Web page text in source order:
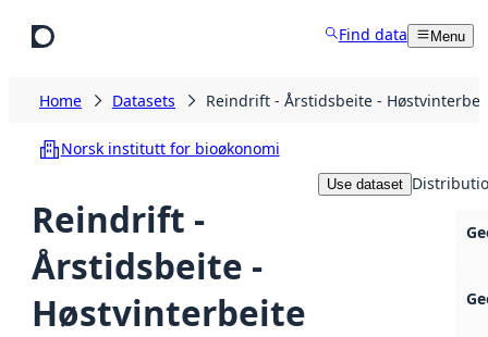
Find data Menu
Home Datasets Reindrift - Årstidsbeite -
Norsk institutt for bioøkonomi
Reindrift -
Årstidsbeite -
Høstvinterbeite
Use dataset